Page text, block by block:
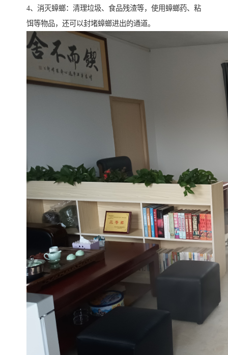
4、消灭蟑螂：清理垃圾、食品残渣等，使用蟑螂药、粘
饵等物品，还可以封堵蟑螂进出的通道。